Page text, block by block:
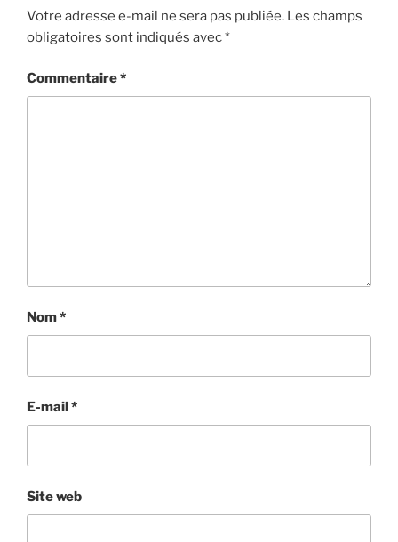
Votre adresse e-mail ne sera pas publiée. Les champs
obligatoires sont indiqués avec*
Commentaire*
Nom*
E-mail*
Site web